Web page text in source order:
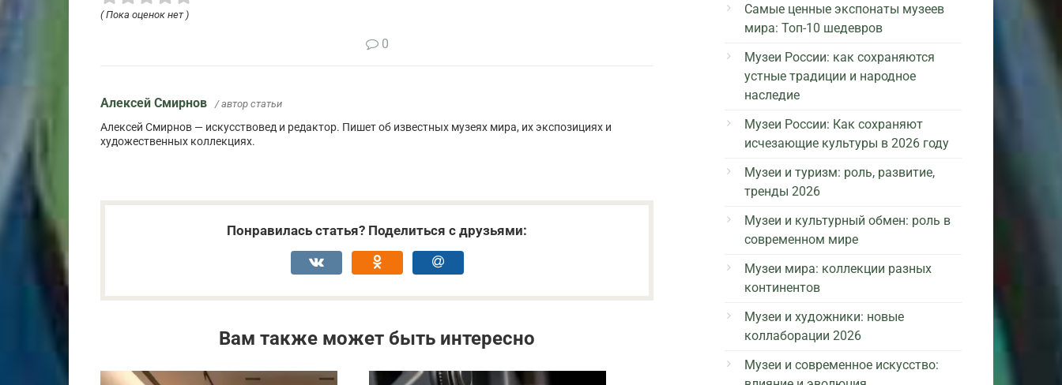
( Пока оценок нет )
0
Алексей Смирнов / автор статьи
Алексей Смирнов — искусствовед и редактор. Пишет об известных музеях мира, их экспозициях и
художественных коллекциях.
Понравилась статья? Поделиться с друзьями:
Вам также может быть интересно
Самые ценные экспонаты музеев
мира: Топ-10 шедевров
Музеи России: как сохраняются
устные традиции и народное
наследие
Музеи России: Как сохраняют
исчезающие культуры в 2026 году
Музеи и туризм: роль, развитие,
тренды 2026
Музеи и культурный обмен: роль в
современном мире
Музеи мира: коллекции разных
континентов
Музеи и художники: новые
коллаборации 2026
Музеи и современное искусство: